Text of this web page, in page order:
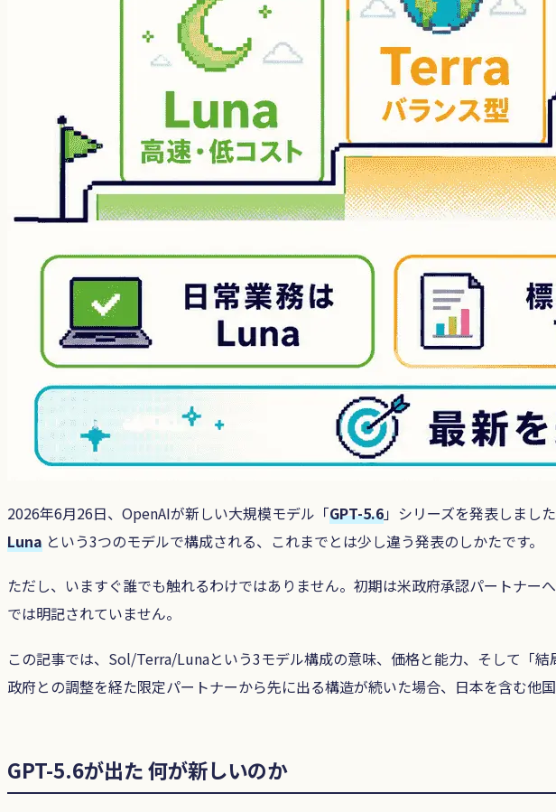
2026年6月26日、OpenAIが新しい大規模モデル「GPT-5.6」シリーズを発表しまし
Luna という3つのモデルで構成される、これまでとは少し違う発表のしかたです。
ただし、いますぐ誰でも触れるわけではありません。初期は米政府承認パートナ
では明記されていません。
この記事では、Sol/Terra/Lunaという3モデル構成の意味、価格と能力、そして「
政府との調整を経た限定パートナーから先に出る構造が続いた場合、日本を含む他
GPT-5.6が出た 何が新しいのか